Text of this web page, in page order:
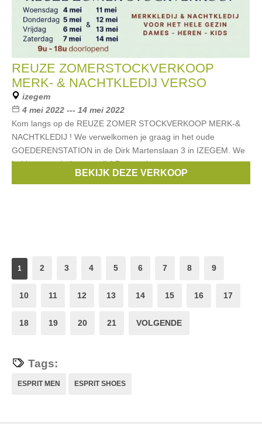
REUZE ZOMERSTOCKVERKOOP
MERK- & NACHTKLEDIJ VERSO
izegem
4 mei 2022 --- 14 mei 2022
Kom langs op de REUZE ZOMER STOCKVERKOOP MERK-&
NACHTKLEDIJ ! We verwelkomen je graag in het oude
GOEDERENSTATION in de Dirk Martenslaan 3 in IZEGEM. We
hebben voor ieder wat wils! Dames, heren
Esprit,Noppies,Blue Bay,Only,
BEKIJK DEZE VERKOOP
1 2 3 4 5 6 7 8 9
10 11 12 13 14 15 16 17
18 19 20 21 VOLGENDE
Tags:
ESPRIT MEN ESPRIT SHOES